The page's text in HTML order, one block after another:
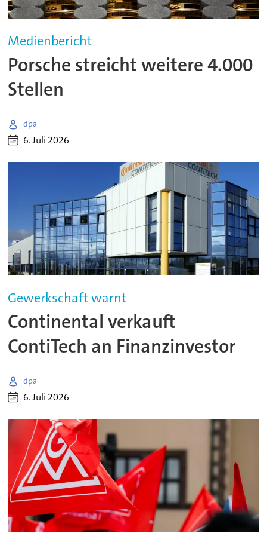
Medienbericht
Porsche streicht weitere 4.000
Stellen
dpa
6. Juli 2026
Gewerkschaft warnt
Continental verkauft
ContiTech an Finanzinvestor
dpa
6. Juli 2026